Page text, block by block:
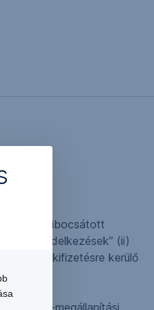
általa kibocsátott
rendelkezések” (ii)
a kifizetésre kerülő
megállapítási